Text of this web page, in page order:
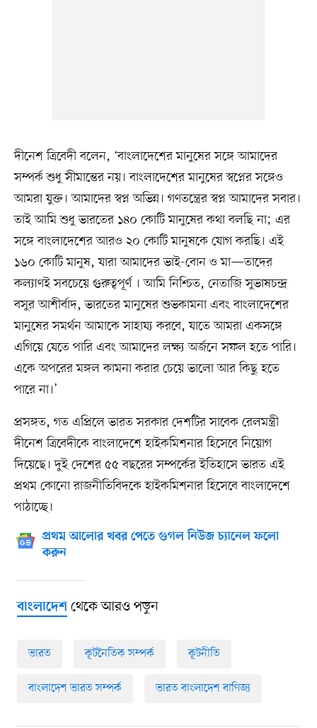
দীনেশ ত্রিবেদী বলেন, ‘বাংলাদেশের মানুষের সঙ্গে আমাদের
সম্পর্ক শুধু সীমান্তের নয়। বাংলাদেশের মানুষের স্বপ্নের সঙ্গেও
আমরা যুক্ত। আমাদের স্বপ্ন অভিন্ন। গণতন্ত্রের স্বপ্ন আমাদের সবার।
তাই আমি শুধু ভারতের ১৪০ কোটি মানুষের কথা বলছি না; এর
সঙ্গে বাংলাদেশের আরও ২০ কোটি মানুষকে যোগ করছি। এই
১৬০ কোটি মানুষ, যারা আমাদের ভাই-বোন ও মা—তাদের
কল্যাণই সবচেয়ে গুরুত্বপূর্ণ । আমি নিশ্চিত, নেতাজি সুভাষচন্দ্র
বসুর আশীর্বাদ, ভারতের মানুষের শুভকামনা এবং বাংলাদেশের
মানুষের সমর্থন আমাকে সাহায্য করবে, যাতে আমরা একসঙ্গে
এগিয়ে যেতে পারি এবং আমাদের লক্ষ্য অর্জনে সফল হতে পারি।
একে অপরের মঙ্গল কামনা করার চেয়ে ভালো আর কিছু হতে
পারে না।’
প্রসঙ্গত, গত এপ্রিলে ভারত সরকার দেশটির সাবেক রেলমন্ত্রী
দীনেশ ত্রিবেদীকে বাংলাদেশে হাইকমিশনার হিসেবে নিয়োগ
দিয়েছে। দুই দেশের ৫৫ বছরের সম্পর্কের ইতিহাসে ভারত এই
প্রথম কোনো রাজনীতিবিদকে হাইকমিশনার হিসেবে বাংলাদেশে
পাঠাচ্ছে।
প্রথম আলোর খবর পেতে গুগল নিউজ চ্যানেল ফলো
করুন
বাংলাদেশথেকে আরও পড়ুন
ভারত কূটনৈতিক সম্পর্ক কূটনীতি
বাংলাদেশ ভারত সম্পর্ক ভারত বাংলাদেশ বাণিজ্য